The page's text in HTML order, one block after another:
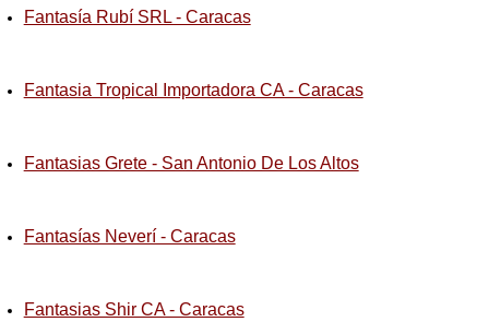
Fantasía Rubí SRL - Caracas
Fantasia Tropical Importadora CA - Caracas
Fantasias Grete - San Antonio De Los Altos
Fantasías Neverí - Caracas
Fantasias Shir CA - Caracas